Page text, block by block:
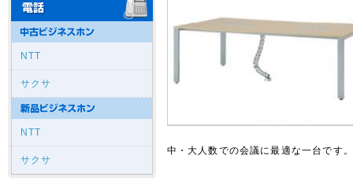
NTT
サクサ
NTT
サクサ
中・大人数での会議に最適な一台です